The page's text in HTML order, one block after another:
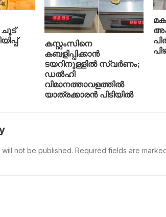
ചൂട്
കസ്റ്റംസിനെ
കബളിപ്പിക്കാൻ
ടയറിനുള്ളിൽ സ്വർണം;
ഡൽഹി
വിമാനത്താവളത്തിൽ
യാത്രക്കാരൻ പിടിയിൽ
not be published. Required fields are